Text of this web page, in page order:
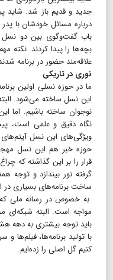
جدید و قدیم باز شد. شاید
درباره مسائل خودشان با
باب گفت‌وگوی بین دو نسل
بچه‌ها را پیدا کردند. نکته
علاقه‌مند حضور در برنامه
نوری در تاریکی
ما در حوزه نسلی اولین
این نسل ساخته می‌شود.
نوجوان ساخته باشیم. اما
نگاه دقیق و علمی است،
ویژگی‌های این نسل آیتم‌های
حوزه خبر هم این نسل
قرار را بر این گذاشته که
گرفته نور بیندازد و توجه
ساخت برنامه‌های بسیاری
به خصوص در رسانه ملی
مواجه است. البته
باید توجه بیشتری به دهه
با تولید برنامه‌ها، فیلم‌ها
کنیم گل اصلی را زده‌ایم.